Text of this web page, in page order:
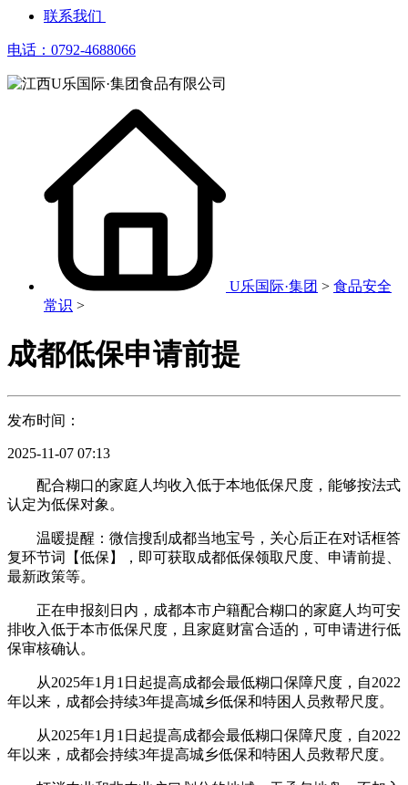
联系我们
电话：0792-4688066
U乐国际·集团 > 食品安全
常识 >
成都低保申请前提
发布时间：
2025-11-07 07:13
配合糊口的家庭人均收入低于本地低保尺度，能够按法式
认定为低保对象。
温暖提醒：微信搜刮成都当地宝号，关心后正在对话框答
复环节词【低保】，即可获取成都低保领取尺度、申请前提、
最新政策等。
正在申报刻日内，成都本市户籍配合糊口的家庭人均可安
排收入低于本市低保尺度，且家庭财富合适的，可申请进行低
保审核确认。
从2025年1月1日起提高成都会最低糊口保障尺度，自2022
年以来，成都会持续3年提高城乡低保和特困人员救帮尺度。
从2025年1月1日起提高成都会最低糊口保障尺度，自2022
年以来，成都会持续3年提高城乡低保和特困人员救帮尺度。